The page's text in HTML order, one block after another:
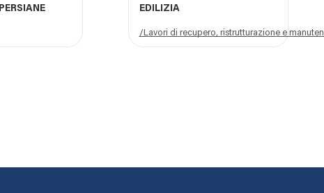
EDILIZIA
/Lavori di recupero, ristrutturazione e